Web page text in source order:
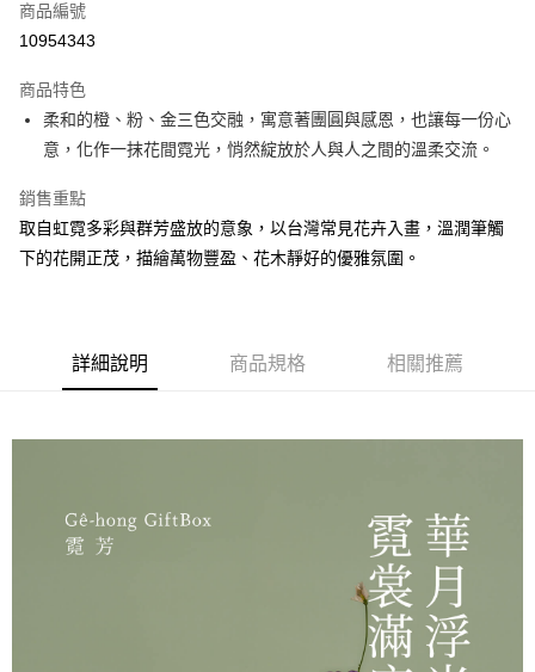
Apple Pay
運送方式
每筆NT$65，滿NT$700(含以上)免運費
每筆NT$200，滿NT$1,500(含以上)免運費
離島宅配（不含澎湖縣望安鄉、澎湖縣七美鄉與金門縣烏坵鄉）
商品編號
10954343
商品特色
柔和的橙、粉、金三色交融，寓意著團圓與感恩，也讓每一份心
意，化作一抹花間霓光，悄然綻放於人與人之間的溫柔交流。
銷售重點
取自虹霓多彩與群芳盛放的意象，以台灣常見花卉入畫，溫潤筆觸
下的花開正茂，描繪萬物豐盈、花木靜好的優雅氛圍。
詳細說明 商品規格 相關推薦